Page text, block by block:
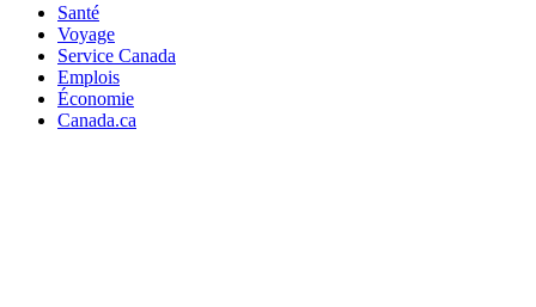
Santé
Voyage
Service Canada
Emplois
Économie
Canada.ca